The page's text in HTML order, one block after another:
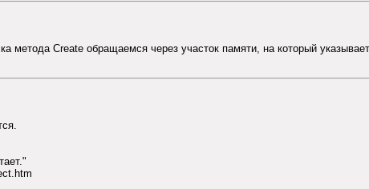
метода Create обращаемся через участок памяти, на который